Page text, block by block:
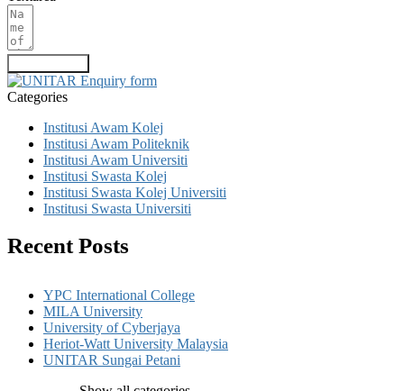
Categories
Institusi Awam Kolej
Institusi Awam Politeknik
Institusi Awam Universiti
Institusi Swasta Kolej
Institusi Swasta Kolej Universiti
Institusi Swasta Universiti
Recent Posts
YPC International College
MILA University
University of Cyberjaya
Heriot-Watt University Malaysia
UNITAR Sungai Petani